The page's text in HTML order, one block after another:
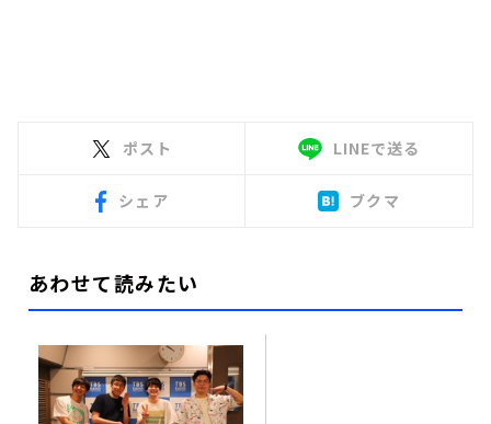
ポスト LINEで送る
シェア ブクマ
あわせて読みたい